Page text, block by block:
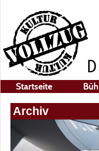
Startseite
Archiv